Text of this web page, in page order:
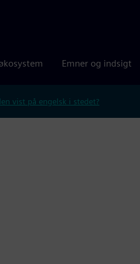
Emner og indsigt
vist på engelsk i stedet?